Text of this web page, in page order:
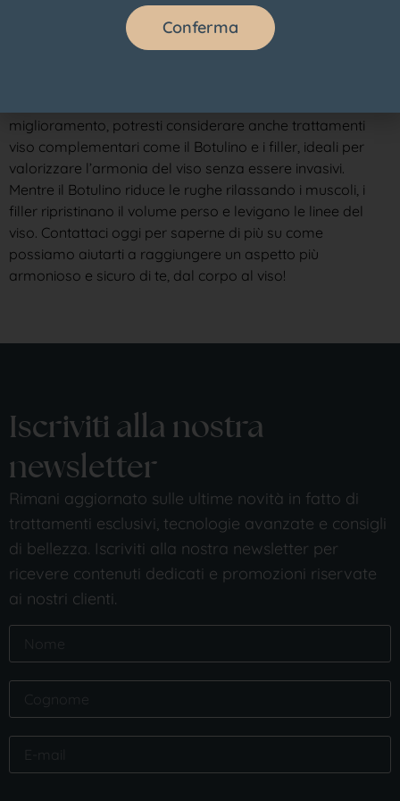
sulla procedura e sulla gestione delle cicatrici, non esitare
a contattarci. Il nostro team di esperti è al tuo fianco per
miglioramento, potresti considerare anche trattamenti
viso complementari come il Botulino e i filler, ideali per
valorizzare l’armonia del viso senza essere invasivi.
Mentre il Botulino riduce le rughe rilassando i muscoli, i
filler ripristinano il volume perso e levigano le linee del
viso. Contattaci oggi per saperne di più su come
possiamo aiutarti a raggiungere un aspetto più
armonioso e sicuro di te, dal corpo al viso!
Iscriviti alla nostra
newsletter
Rimani aggiornato sulle ultime novità in fatto di
trattamenti esclusivi, tecnologie avanzate e consigli
di bellezza. Iscriviti alla nostra newsletter per
ricevere contenuti dedicati e promozioni riservate
ai nostri clienti.
Conferma